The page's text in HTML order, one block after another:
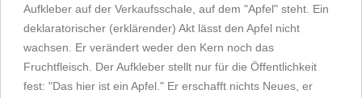
Aufkleber auf der Verkaufsschale, auf dem "Apfel" steht. Ein
deklaratorischer (erklärender) Akt lässt den Apfel nicht
wachsen. Er verändert weder den Kern noch das
Fruchtfleisch. Der Aufkleber stellt nur für die Öffentlichkeit
fest: "Das hier ist ein Apfel." Er erschafft nichts Neues, er